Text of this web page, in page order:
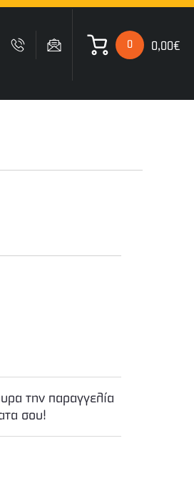
0 0,00€
την παραγγελία
σου!